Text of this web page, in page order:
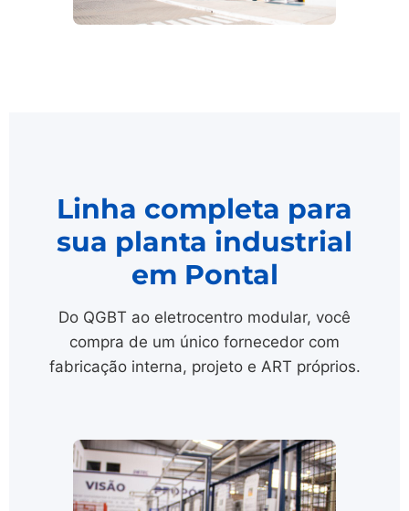
Linha completa para
sua planta industrial
em Pontal
Do QGBT ao eletrocentro modular, você
compra de um único fornecedor com
fabricação interna, projeto e ART próprios.